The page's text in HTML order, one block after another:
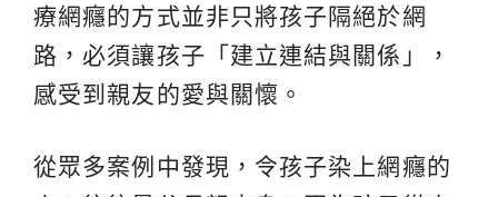
療網癮的方式並非只將孩子隔絕於網
路，必須讓孩子「建立連結與關係」，
感受到親友的愛與關懷。
從眾多案例中發現，令孩子染上網癮的